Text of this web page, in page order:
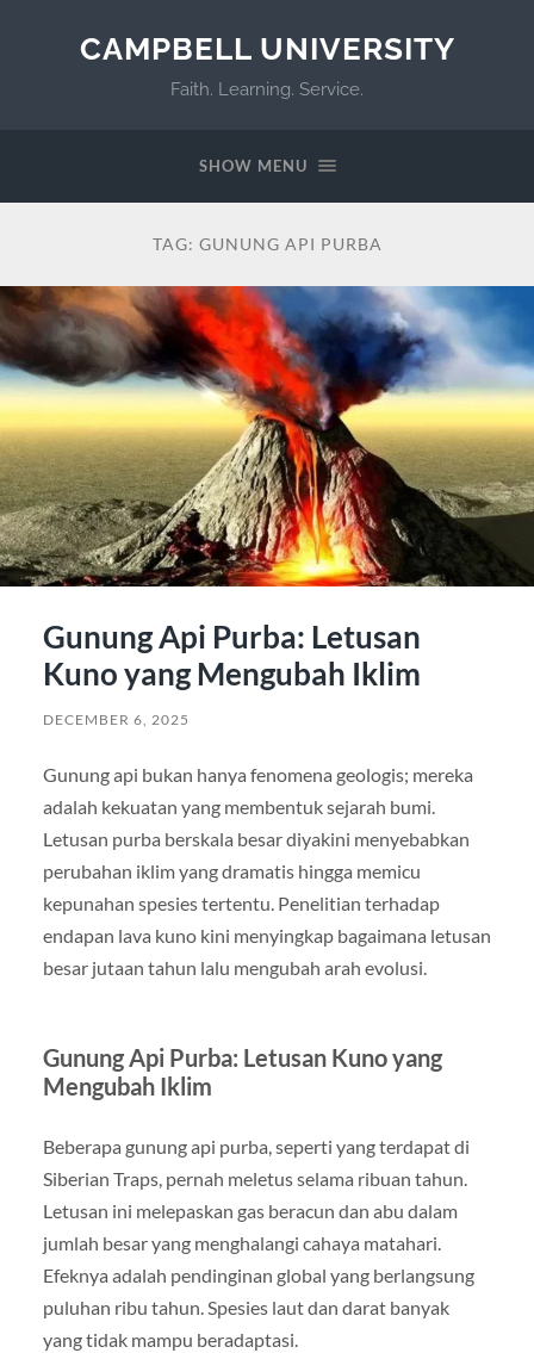
CAMPBELL UNIVERSITY
Faith. Learning. Service.
SHOW MENU
TAG: GUNUNG API PURBA
Gunung Api Purba: Letusan
Kuno yang Mengubah Iklim
DECEMBER 6, 2025
Gunung api bukan hanya fenomena geologis; mereka
adalah kekuatan yang membentuk sejarah bumi.
Letusan purba berskala besar diyakini menyebabkan
perubahan iklim yang dramatis hingga memicu
kepunahan spesies tertentu. Penelitian terhadap
endapan lava kuno kini menyingkap bagaimana letusan
besar jutaan tahun lalu mengubah arah evolusi.
Gunung Api Purba: Letusan Kuno yang
Mengubah Iklim
Beberapa gunung api purba, seperti yang terdapat di
Siberian Traps, pernah meletus selama ribuan tahun.
Letusan ini melepaskan gas beracun dan abu dalam
jumlah besar yang menghalangi cahaya matahari.
Efeknya adalah pendinginan global yang berlangsung
puluhan ribu tahun. Spesies laut dan darat banyak
yang tidak mampu beradaptasi.